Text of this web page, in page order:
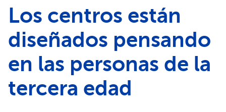
Los centros están
diseñados pensando
en las personas de la
tercera edad